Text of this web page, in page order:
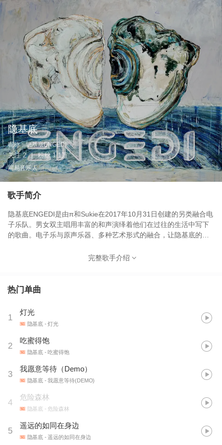
隐基底
昵称：隐基底ENGEDI
关注 2 | 粉丝 1.1万
网易音乐人 作词 作曲
歌手简介
隐基底ENGEDI是由π和Sukie在2017年10月31日创建的另类融合电
子乐队。男女双主唱用丰富的和声演绎着他们在过往的生活中写下
的歌曲。电子乐与原声乐器、多种艺术形式的融合，让隐基底的音
间，形成独特的音乐语言。 在发布EP《Silent Disco》和首张录音
计划、参演草莓音乐节，这些演出经验也让隐基底在音乐的创作和
色旅途A Journey Erased》 现实中，“隐基底”本是死海西岸的一片
绿洲，寓意为荒漠中的甘泉。这也代表着他们作为一支乐队，在音
乐上的愿景：不是千篇一律的景观，而是自由生长的特别现象。 合
作联络 contact@engediband.com
完整歌手介绍
热门单曲
1
灯光
隐基底 - 灯光
2
吃蜜得饱
隐基底 - 吃蜜得饱
3
我愿意等待（Demo）
隐基底 - 我愿意等待(DEMO)
4
危险森林
隐基底 - 危险森林
5
遥远的如同在身边
隐基底 - 遥远的如同在身边